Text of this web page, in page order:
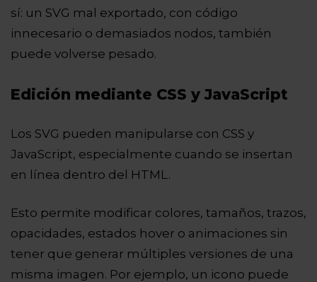
sí: un SVG mal exportado, con código
innecesario o demasiados nodos, también
puede volverse pesado.
Edición mediante CSS y JavaScript
Los SVG pueden manipularse con CSS y
JavaScript, especialmente cuando se insertan
en línea dentro del HTML.
Esto permite modificar colores, tamaños, trazos,
opacidades, estados hover o animaciones sin
tener que generar múltiples versiones de una
misma imagen. Por ejemplo, un icono puede